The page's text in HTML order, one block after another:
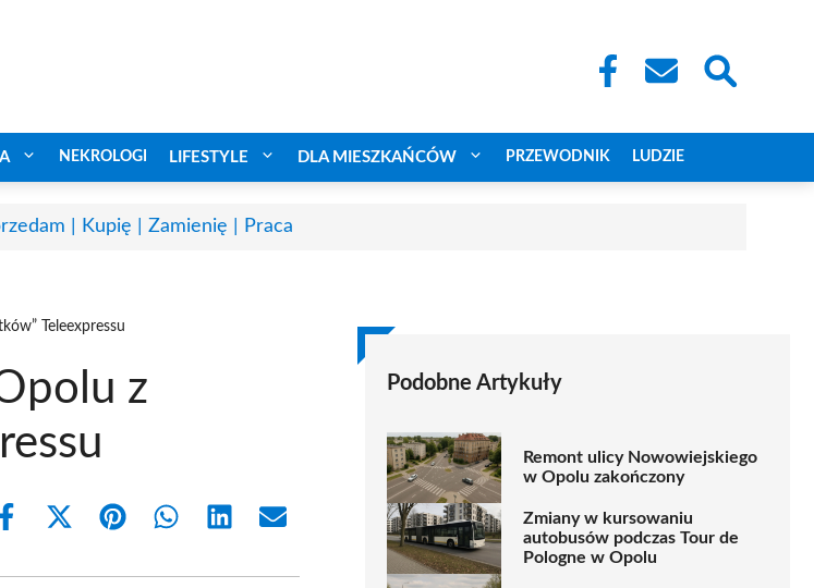
NEKROLOGI LIFESTYLE DLA MIESZKAŃCÓW PRZEWODNIK LUDZIE
| Kupię | Zamienię | Praca
Teleexpressu
z
Share
Share
(Twitter)
Share Share Share Share
Podobne Artykuły
Remont ulicy Nowowiejskiego
w Opolu zakończony
Zmiany w kursowaniu
autobusów podczas Tour de
Pologne w Opolu